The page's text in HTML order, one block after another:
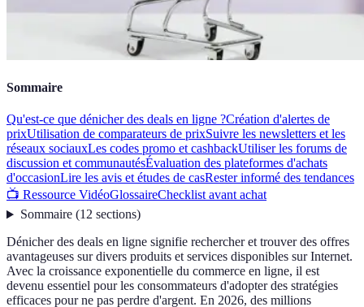
Sommaire
Qu'est-ce que dénicher des deals en ligne ?Création d'alertes de
prixUtilisation de comparateurs de prixSuivre les newsletters et les
réseaux sociauxLes codes promo et cashbackUtiliser les forums de
discussion et communautésÉvaluation des plateformes d'achats
d'occasionLire les avis et études de casRester informé des tendances
📺 Ressource VidéoGlossaireChecklist avant achat
Sommaire(12 sections)
Dénicher des deals en ligne signifie rechercher et trouver des offres
avantageuses sur divers produits et services disponibles sur Internet.
Avec la croissance exponentielle du commerce en ligne, il est
devenu essentiel pour les consommateurs d'adopter des stratégies
efficaces pour ne pas perdre d'argent. En 2026, des millions